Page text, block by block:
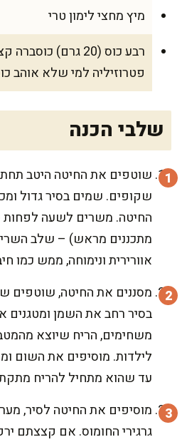
מיץ מחצי לימון טרי
רבע כוס (20 גרם)
פטרוזיליה למי שלא אוהב
שלבי הכנה
שוטפים את החיטה היטב
שקופים. שמים בסיר גדול
החיטה. משרים לשעה לפחות
מתכננים מראש) – שלב
אוורירית ונימוחה, ממש כמו
מסננים את החיטה, שוטפים
בסיר רחב את השמן
משחימים, הריח שיוצא
לילדות. מוסיפים את השום
עד שהוא מתחיל להריח
מוסיפים את החיטה לסיר,
גרגירי החומוס. אם קצצתם